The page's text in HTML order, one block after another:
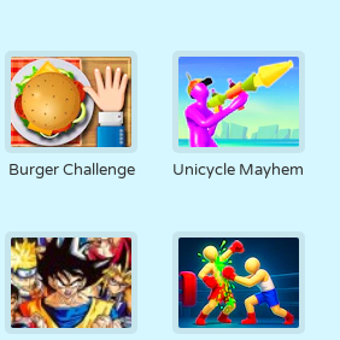
Burger Challenge Unicycle Mayhem